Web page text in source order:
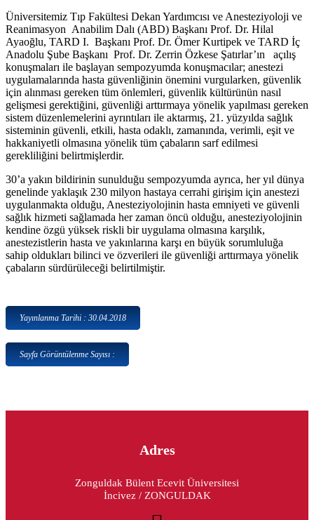
Üniversitemiz Tıp Fakültesi Dekan Yardımcısı ve Anesteziyoloji ve
Reanimasyon Anabilim Dalı (ABD) Başkanı Prof. Dr. Hilal
Ayaoğlu, TARD I. Başkanı Prof. Dr. Ömer Kurtipek ve TARD İç
Anadolu Şube Başkanı Prof. Dr. Zerrin Özkese Şatırlar’ın açılış
konuşmaları ile başlayan sempozyumda konuşmacılar; anestezi
uygulamalarında hasta güvenliğinin önemini vurgularken, güvenlik
için alınması gereken tüm önlemleri, güvenlik kültürünün nasıl
gelişmesi gerektiğini, güvenliği arttırmaya yönelik yapılması gereken
sistem düzenlemelerini ayrıntıları ile aktarmış, 21. yüzyılda sağlık
sisteminin güvenli, etkili, hasta odaklı, zamanında, verimli, eşit ve
hakkaniyetli olmasına yönelik tüm çabaların sarf edilmesi
gerekliliğini belirtmişlerdir.
30’a yakın bildirinin sunulduğu sempozyumda ayrıca, her yıl dünya
genelinde yaklaşık 230 milyon hastaya cerrahi girişim için anestezi
uygulanmakta olduğu, Anesteziyolojinin hasta emniyeti ve güvenli
sağlık hizmeti sağlamada her zaman öncü olduğu, anesteziyolojinin
kendine özgü yüksek riskli bir uygulama olmasına karşılık,
anestezistlerin hasta ve yakınlarına karşı en büyük sorumluluğa
sahip oldukları bilinci ve özverileri ile güvenliği arttırmaya yönelik
çabaların sürdürüleceği belirtilmiştir.
Yayınlanma Tarihi : 30.04.2018
Sayfa Görüntülenme Sayısı :
Adres
Zonguldak Bülent Ecevit Üniversitesi
İncivez / ZONGULDAK